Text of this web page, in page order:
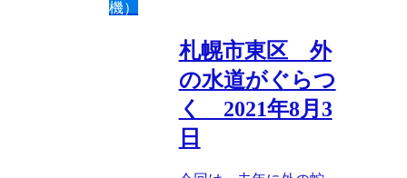
機）
札幌市東区 外
の水道がぐらつ
く 2021年8月3
日